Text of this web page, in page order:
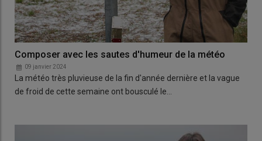
Composer avec les sautes d'humeur de la météo
09 janvier 2024
La météo très pluvieuse de la fin d'année dernière et la vague
de froid de cette semaine ont bousculé le…